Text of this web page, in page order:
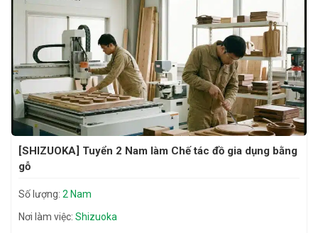
[SHIZUOKA] Tuyển 2 Nam làm Chế tác đồ gia dụng bằng
gỗ
Số lượng: 2 Nam
Nơi làm việc: Shizuoka